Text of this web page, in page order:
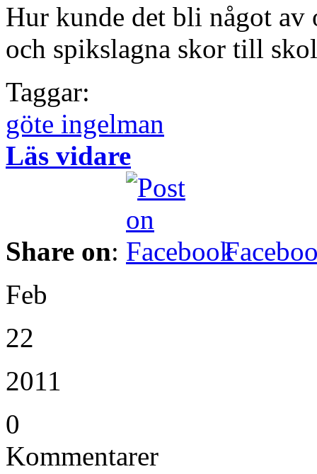
Hur kunde det bli något
och spikslagna skor till
Taggar:
göte ingelman
Läs vidare
Share on:
Feb
22
2011
0
Kommentarer